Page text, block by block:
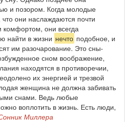
и позором. Когда молодые
они наслаждаются почти
комфортом, они всегда
найти в жизни нечто подобное, и
им разочарование. Это сны-
сном воображение,
находятся в противоречии,
их энергией и трезвой
женщина не должна забивать
снами. Ведь любые
воплотить в жизнь. Есть люди,
Миллера